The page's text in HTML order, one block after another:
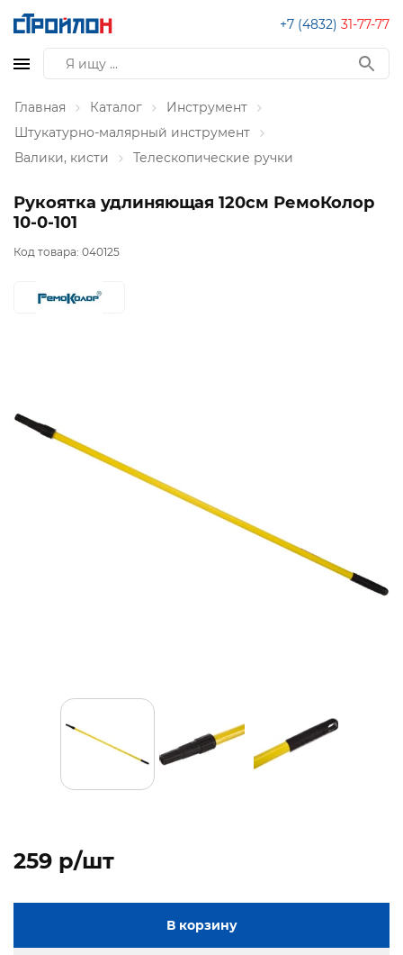
+7 (4832) 31-77-77
Главная Каталог
Инструмент
Штукатурно-малярный инструмент
Валики, кисти
Телескопические ручки
Рукоятка удлиняющая 120см РемоКолор
10-0-101
Код товара: 040125
259 p/шт
В корзину